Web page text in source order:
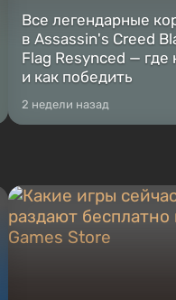
Все легендарные
в Assassin's Creed
Flag Resynced — где
и как победить
2 недели назад